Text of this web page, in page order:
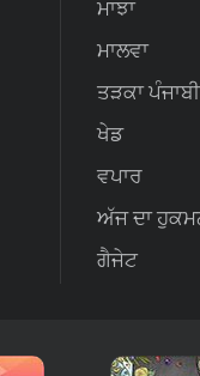
ਮਾਝਾ
ਮਾਲਵਾ
ਤੜਕਾ ਪੰਜਾਬੀ
ਖੇਡ
ਵਪਾਰ
ਅੱਜ ਦਾ
ਗੈਜੇਟ